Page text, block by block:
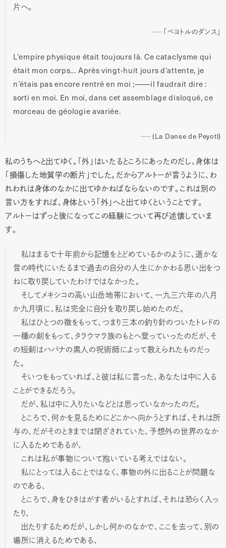
片へ。
「ペヨトルのダンス」
L’empire physique était toujours là. Ce cataclysme qui
était mon corps… Après vingt-huit jours d’attente, je
n’étais pas encore rentré en moi ;——il faudrait dire :
sorti en moi. En moi, dans cet assemblage disloqué, ce
morceau de géologie avariée.
(La Danse de Peyotl)
私のうちへと出てゆく。「外」はいたるところにあったのだし、身体は
「損傷した地質学の断片」でした。だからアルトーが言うように、わ
れわれは身体のなかに出てゆかねばならないのです。これは別の
言い方をすれば、身体という「外」へと出てゆくということです。
アルトーはずっと後になってこの経験について再び述懐していま
す。
私はまるで十年前から記憶をとどめているかのように、遥かな
昔の時代にいたるまで過去の自分の人生にかかわる思い出をつ
ねに取り戻していたわけではなかった。
そしてメキシコの高い山岳地帯において、一九三六年の八月
か九月頃に、私は完全に自分を取り戻し始めたのだ。
私はひとつの徴をもって、つまり三本の釣り針のついたトレドの
一種の剣をもって、タラウマラ族のもとへ登っていったのだが、そ
の短剣はハバナの黒人の呪術師によって教えられたものだっ
た。
そいつをもっていれば、と彼は私に言った、あなたは中に入る
ことができるだろう。
だが、私は中に入りたいなどとは思っていなかったのだ。
ところで、何かを見るためにどこかへ向かうとすれば、それは所
与の、だがそのときまでは閉ざされていた、予想外の世界のなか
に入るためであるが、
これは私が事物について抱いている考えではない。
私にとっては入ることではなく、事物の外に出ることが問題な
のである、
ところで、身をひきはがす者がいるとすれば、それは恐らく入っ
たり、
出たりするためだが、しかし何かのなかで、ここを去って、別の
場所に消えるためである、